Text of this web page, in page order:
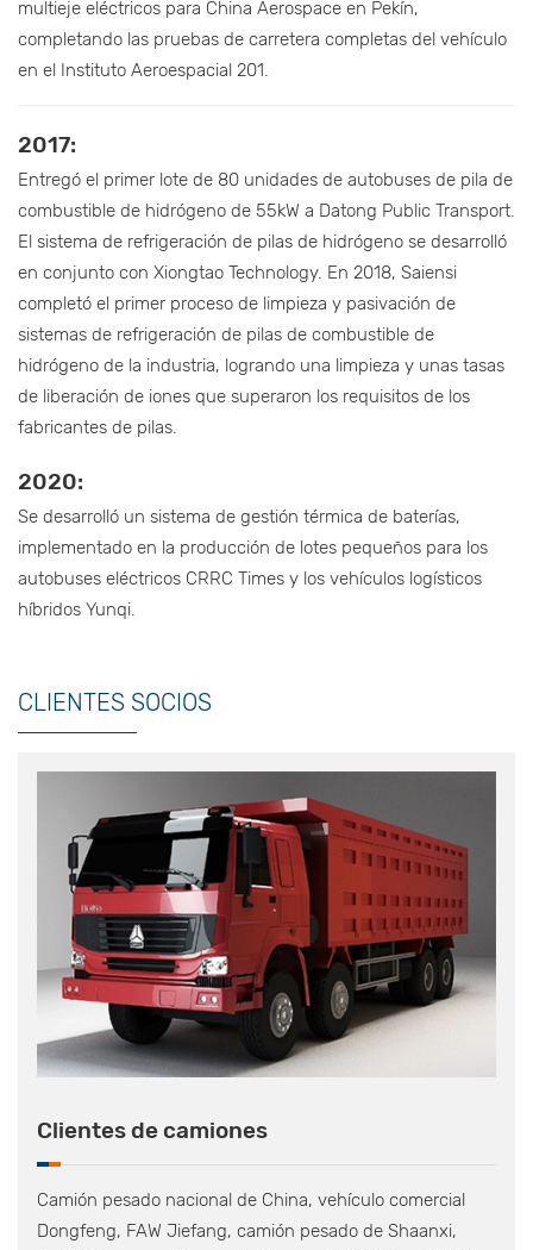
multieje eléctricos para China Aerospace en Pekín,
completando las pruebas de carretera completas del vehículo
en el Instituto Aeroespacial 201.
2017:
Entregó el primer lote de 80 unidades de autobuses de pila de
combustible de hidrógeno de 55kW a Datong Public Transport.
El sistema de refrigeración de pilas de hidrógeno se desarrolló
en conjunto con Xiongtao Technology. En 2018, Saiensi
completó el primer proceso de limpieza y pasivación de
sistemas de refrigeración de pilas de combustible de
hidrógeno de la industria, logrando una limpieza y unas tasas
de liberación de iones que superaron los requisitos de los
fabricantes de pilas.
2020:
Se desarrolló un sistema de gestión térmica de baterías,
implementado en la producción de lotes pequeños para los
autobuses eléctricos CRRC Times y los vehículos logísticos
híbridos Yunqi.
CLIENTES SOCIOS
Clientes de camiones
Camión pesado nacional de China, vehículo comercial
Dongfeng, FAW Jiefang, camión pesado de Shaanxi,